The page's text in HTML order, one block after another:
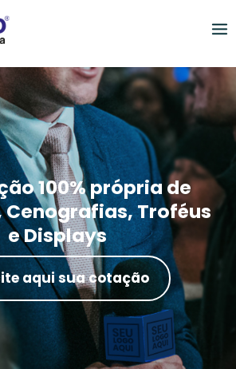
100% própria de
Cenografias, Troféus
e Displays
aqui sua cotação